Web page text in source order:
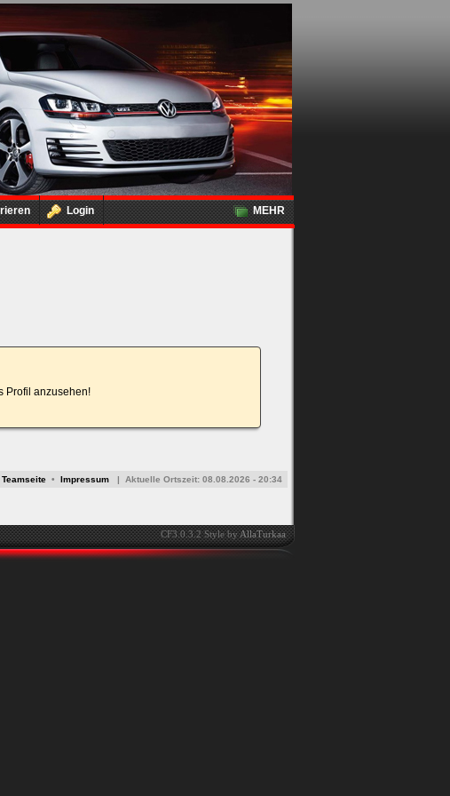
Login MEHR
Profil anzusehen!
Teamseite • Impressum | Aktuelle Ortszeit: 08.08.2026 - 20:34
CF3.0.3.2 Style byAllaTurkaa